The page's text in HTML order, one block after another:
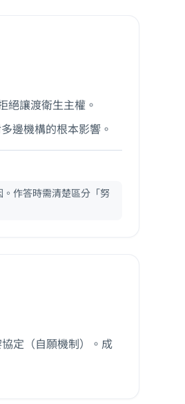
絕讓渡衛生主權。
邊機構的根本影響。
作答時需清楚區分「努
定（自願機制）。成